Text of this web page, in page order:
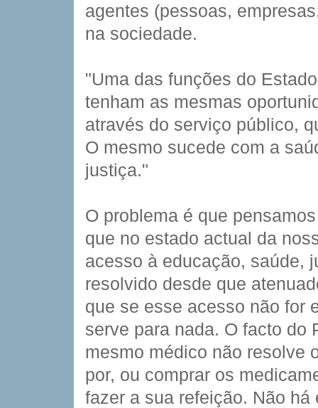
agentes (pessoas,
na sociedade.
"Uma das funções do
tenham as mesmas
através do serviço público,
O mesmo sucede com a
justiça."
O problema é que
que no estado actual da
acesso à educação, saúde,
resolvido desde que
que se esse acesso não for
serve para nada. O facto do
mesmo médico não resolve
por, ou comprar os
fazer a sua refeição. Não